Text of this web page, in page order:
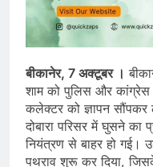
बीकानेर, 7 अक्टूबर ।
शाम को पुलिस और कांग्रेस
कलेक्टर को ज्ञापन सौंपकर
दोबारा परिसर में घुसने का
नियंत्रण से बाहर हो गई।
पथराव शुरू कर दिया,